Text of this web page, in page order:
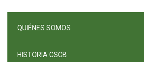
QUIÉNES SOMOS
HISTORIA CSCB